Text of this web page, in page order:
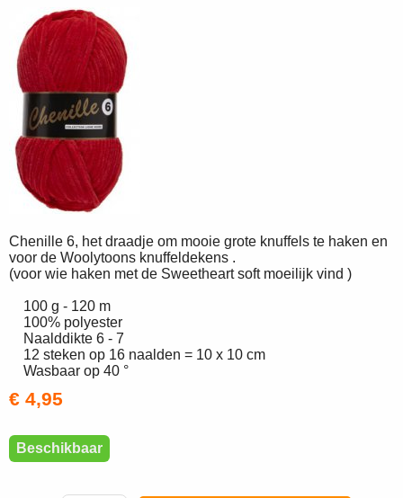
Chenille 6, het draadje om mooie grote knuffels te haken en
voor de Woolytoons knuffeldekens .
(voor wie haken met de Sweetheart soft moeilijk vind )
100 g - 120 m
100% polyester
Naalddikte 6 - 7
12 steken op 16 naalden = 10 x 10 cm
Wasbaar op 40 °
€ 4,95
Beschikbaar